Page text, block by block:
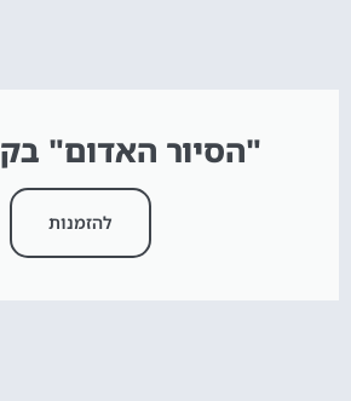
"הסיור האדום"
להזמנות